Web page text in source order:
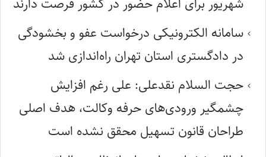
سامانه الکترونیکی درخواست عفو و بخشودگی
در دادگستری استان تهران راه‌اندازی شد
حجت السلام نقدعلی: علی رغم افزایش
چشمگیر ورودی‌های حرفه وکالت، هدف اصلی
طراحان قانون تسهیل محقق نشده است